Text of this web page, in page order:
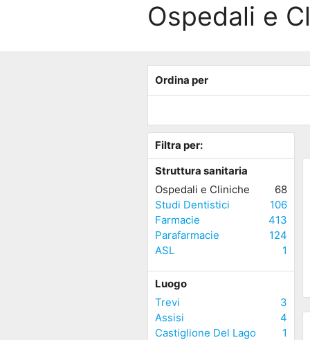
Ospedali e
Ordina per
Filtra per:
Struttura sanitaria
Ospedali e Cliniche
68
Studi Dentistici
106
Farmacie
413
Parafarmacie
124
ASL
1
Luogo
Trevi
3
Assisi
4
Castiglione Del Lago
1